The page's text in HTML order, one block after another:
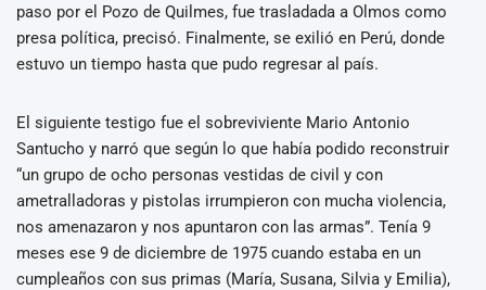
paso por el Pozo de Quilmes, fue trasladada a Olmos como
presa política, precisó. Finalmente, se exilió en Perú, donde
estuvo un tiempo hasta que pudo regresar al país.
El siguiente testigo fue el sobreviviente Mario Antonio
Santucho y narró que según lo que había podido reconstruir
“un grupo de ocho personas vestidas de civil y con
ametralladoras y pistolas irrumpieron con mucha violencia,
nos amenazaron y nos apuntaron con las armas”. Tenía 9
meses ese 9 de diciembre de 1975 cuando estaba en un
cumpleaños con sus primas (María, Susana, Silvia y Emilia),